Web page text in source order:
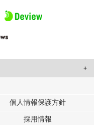
合わせたコンテンツや広告の
に提供しています。
個人情報保護方針
採用情報